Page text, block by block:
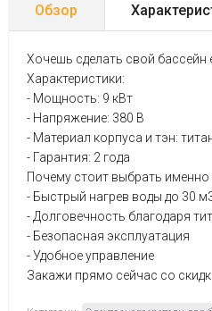
Обзор
Хочешь сделать свой бассейн
Характеристики:
- Мощность: 9 кВт
- Напряжение: 380 В
- Материал корпуса и тэн:
- Гарантия: 2 года
Почему стоит выбрать именно
- Быстрый нагрев воды до 30
- Долговечность благодаря
- Безопасная эксплуатация
- Удобное управление
Закажи прямо сейчас со